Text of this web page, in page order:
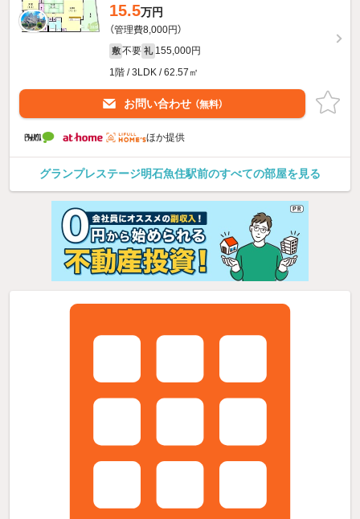
15.5万円
（管理費8,000円）
敷 不要 礼 155,000円
1階 / 3LDK / 62.57㎡
お問い合わせ （無料）
ほか提供
グランプレステージ明石魚住駅前のすべての部屋を見る